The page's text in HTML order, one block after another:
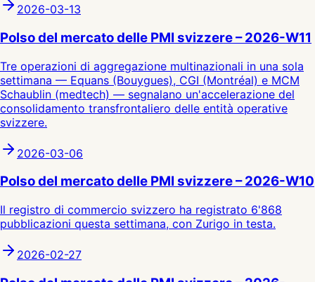
2026-03-13
Polso del mercato delle PMI svizzere – 2026-W11
Tre operazioni di aggregazione multinazionali in una sola
settimana — Equans (Bouygues), CGI (Montréal) e MCM
Schaublin (medtech) — segnalano un'accelerazione del
consolidamento transfrontaliero delle entità operative
svizzere.
2026-03-06
Polso del mercato delle PMI svizzere – 2026-W10
Il registro di commercio svizzero ha registrato 6'868
pubblicazioni questa settimana, con Zurigo in testa.
2026-02-27